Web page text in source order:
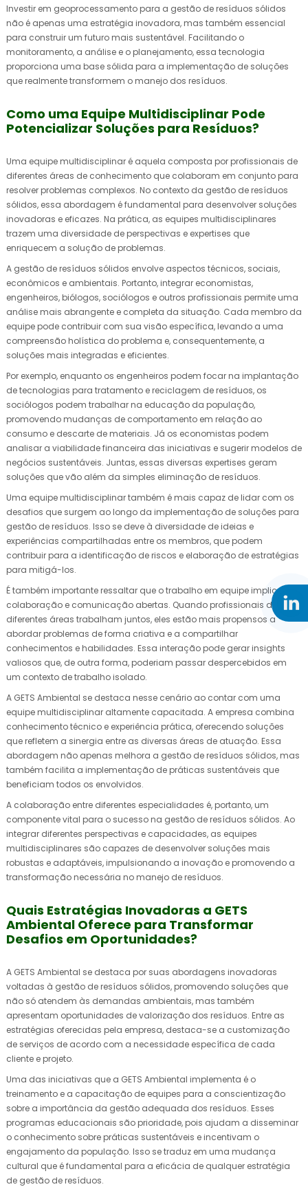
Investir em geoprocessamento para a gestão de resíduos sólidos
não é apenas uma estratégia inovadora, mas também essencial
para construir um futuro mais sustentável. Facilitando o
monitoramento, a análise e o planejamento, essa tecnologia
proporciona uma base sólida para a implementação de soluções
que realmente transformem o manejo dos resíduos.
Como uma Equipe Multidisciplinar Pode
Potencializar Soluções para Resíduos?
Uma equipe multidisciplinar é aquela composta por profissionais de
diferentes áreas de conhecimento que colaboram em conjunto para
resolver problemas complexos. No contexto da gestão de resíduos
sólidos, essa abordagem é fundamental para desenvolver soluções
inovadoras e eficazes. Na prática, as equipes multidisciplinares
trazem uma diversidade de perspectivas e expertises que
enriquecem a solução de problemas.
A gestão de resíduos sólidos envolve aspectos técnicos, sociais,
econômicos e ambientais. Portanto, integrar economistas,
engenheiros, biólogos, sociólogos e outros profissionais permite uma
análise mais abrangente e completa da situação. Cada membro da
equipe pode contribuir com sua visão específica, levando a uma
compreensão holística do problema e, consequentemente, a
soluções mais integradas e eficientes.
Por exemplo, enquanto os engenheiros podem focar na implantação
de tecnologias para tratamento e reciclagem de resíduos, os
sociólogos podem trabalhar na educação da população,
promovendo mudanças de comportamento em relação ao
consumo e descarte de materiais. Já os economistas podem
analisar a viabilidade financeira das iniciativas e sugerir modelos de
negócios sustentáveis. Juntas, essas diversas expertises geram
soluções que vão além da simples eliminação de resíduos.
Uma equipe multidisciplinar também é mais capaz de lidar com os
desafios que surgem ao longo da implementação de soluções para
gestão de resíduos. Isso se deve à diversidade de ideias e
experiências compartilhadas entre os membros, que podem
contribuir para a identificação de riscos e elaboração de estratégias
para mitigá-los.
É também importante ressaltar que o trabalho em equipe implica em
colaboração e comunicação abertas. Quando profissionais de
diferentes áreas trabalham juntos, eles estão mais propensos a
abordar problemas de forma criativa e a compartilhar
conhecimentos e habilidades. Essa interação pode gerar insights
valiosos que, de outra forma, poderiam passar despercebidos em
um contexto de trabalho isolado.
A GETS Ambiental se destaca nesse cenário ao contar com uma
equipe multidisciplinar altamente capacitada. A empresa combina
conhecimento técnico e experiência prática, oferecendo soluções
que refletem a sinergia entre as diversas áreas de atuação. Essa
abordagem não apenas melhora a gestão de resíduos sólidos, mas
também facilita a implementação de práticas sustentáveis que
beneficiam todos os envolvidos.
A colaboração entre diferentes especialidades é, portanto, um
componente vital para o sucesso na gestão de resíduos sólidos. Ao
integrar diferentes perspectivas e capacidades, as equipes
multidisciplinares são capazes de desenvolver soluções mais
robustas e adaptáveis, impulsionando a inovação e promovendo a
transformação necessária no manejo de resíduos.
Quais Estratégias Inovadoras a GETS
Ambiental Oferece para Transformar
Desafios em Oportunidades?
A GETS Ambiental se destaca por suas abordagens inovadoras
voltadas à gestão de resíduos sólidos, promovendo soluções que
não só atendem às demandas ambientais, mas também
apresentam oportunidades de valorização dos resíduos. Entre as
estratégias oferecidas pela empresa, destaca-se a customização
de serviços de acordo com a necessidade específica de cada
cliente e projeto.
Uma das iniciativas que a GETS Ambiental implementa é o
treinamento e a capacitação de equipes para a conscientização
sobre a importância da gestão adequada dos resíduos. Esses
programas educacionais são prioridade, pois ajudam a disseminar
o conhecimento sobre práticas sustentáveis e incentivam o
engajamento da população. Isso se traduz em uma mudança
cultural que é fundamental para a eficácia de qualquer estratégia
de gestão de resíduos.